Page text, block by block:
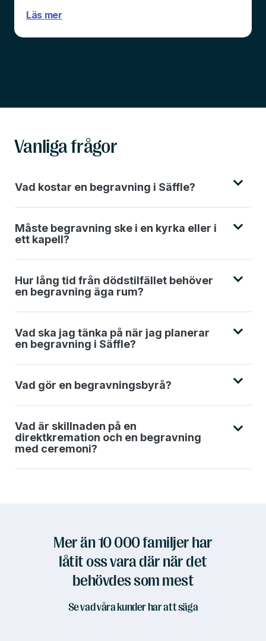
Läs mer
Vanliga frågor
Vad kostar en begravning i Säffle?
Måste begravning ske i en kyrka eller i
ett kapell?
Hur lång tid från dödstilfället behöver
en begravning äga rum?
Vad ska jag tänka på när jag planerar
en begravning i Säffle?
Vad gör en begravningsbyrå?
Vad är skillnaden på en
direktkremation och en begravning
med ceremoni?
Mer än 10 000 familjer har
låtit oss vara där när det
behövdes som mest
Se vad våra kunder har att säga